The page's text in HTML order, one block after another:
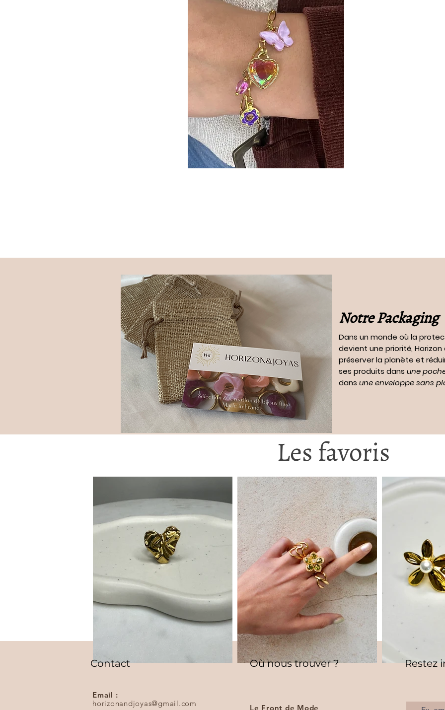
Notre Packaging
Dans un monde où la
devient une priorité,
préserver la planète et
ses produits dans une
dans une enveloppe sans
Les favoris
Contact
Email :
horizonandjoyas@gmail.com
Où nous trouver ?
Le Front de Mode
Restez